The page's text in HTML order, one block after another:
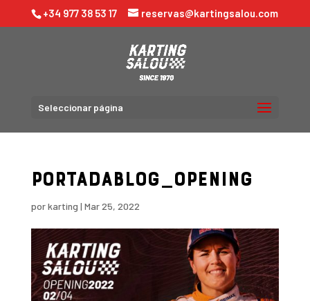
+34 977 38 53 17 reservas@kartingsalou.com
Seleccionar página
Portadablog_opening
porkarting | Mar 25, 2022